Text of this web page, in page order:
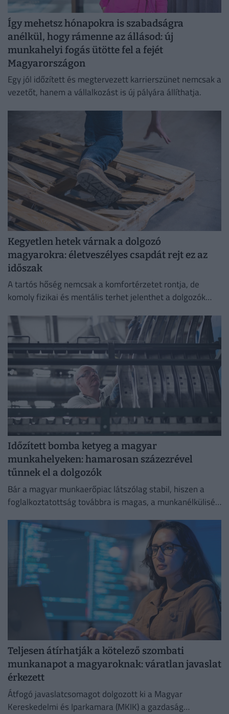
Így mehetsz hónapokra is szabadságra
anélkül, hogy rámenne az állásod: új
munkahelyi fogás ütötte fel a fejét
Magyarországon
Egy jól időzített és megtervezett karrierszünet nemcsak a
vezetőt, hanem a vállalkozást is új pályára állíthatja.
Kegyetlen hetek várnak a dolgozó
magyarokra: életveszélyes csapdát rejt ez az
időszak
A tartós hőség nemcsak a komfortérzetet rontja, de
komoly fizikai és mentális terhet jelenthet a dolgozók
Időzített bomba ketyeg a magyar
munkahelyeken: hamarosan százezrével
tűnnek el a dolgozók
Bár a magyar munkaerőpiac látszólag stabil, hiszen a
foglalkoztatottság továbbra is magas, a munkanélküliség
Teljesen átírhatják a kötelező szombati
munkanapot a magyaroknak: váratlan javaslat
érkezett
Átfogó javaslatcsomagot dolgozott ki a Magyar
Kereskedelmi és Iparkamara (MKIK) a gazdaság